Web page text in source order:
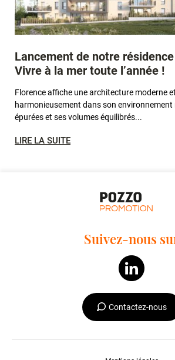
Lancement de notre
Vivre à la mer toute l’année !
Florence affiche une architecture moderne
harmonieusement dans son environnement
épurées et ses volumes équilibrés...
LIRE LA SUITE
Suivez-nous
Contactez-nous